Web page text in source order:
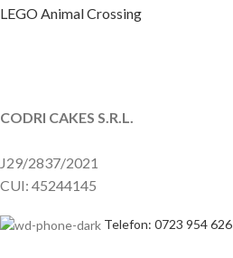
LEGO Animal Crossing
CODRI CAKES S.R.L.
J29/2837/2021
CUI: 45244145
Telefon: 0723 954 626